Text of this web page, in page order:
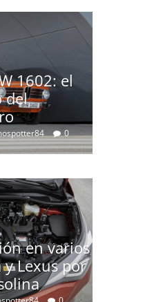
300 de Peugeot
febrero de 2022 mospotter84
a revisión en los
Clase A y GLB
automático 7G-
de diciembre de 2020